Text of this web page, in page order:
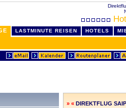
LASTMINUTE REISEN HOTELS
» « DIREKTFLUG